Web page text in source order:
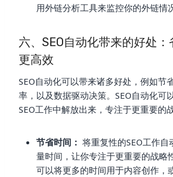
用外链分析工具来监控你的外链情
六、SEO自动化带来的好处：
更高效
SEO自动化可以带来诸多好处，例如节
率，以及数据驱动决策。SEO自动化可
SEO工作中解放出来，专注于更重要的
节省时间： 将重复性的SEO工作
量时间，让你专注于更重要的战略
可以将更多的时间用于内容创作，